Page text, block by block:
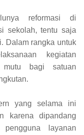
reformasi di
sekolah, tentu saja
Dalam rangka untuk
kegiatan
mutu bagi satuan
yang selama ini
karena dipandang
layanan